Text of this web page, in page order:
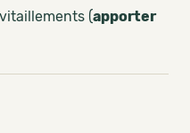
(apporter